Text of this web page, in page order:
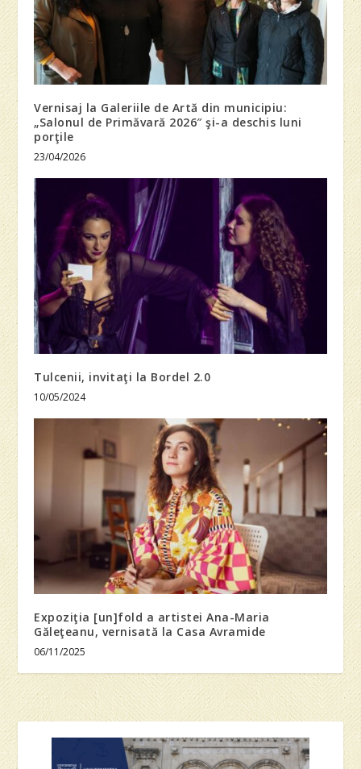
Vernisaj la Galeriile de Artă din municipiu:
„Salonul de Primăvară 2026″ şi-a deschis luni
porţile
23/04/2026
Tulcenii, invitaţi la Bordel 2.0
10/05/2024
Expoziţia [un]fold a artistei Ana-Maria
Găleţeanu, vernisată la Casa Avramide
06/11/2025